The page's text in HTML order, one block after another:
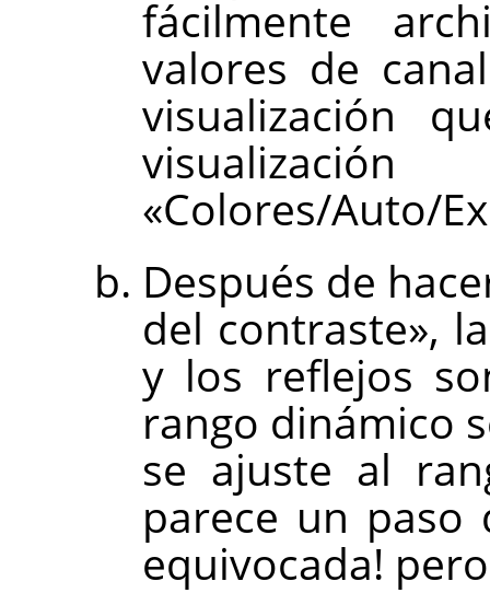
fácilmente
valores de
visualización
«Colores/Auto/
Después de
del contraste»,
y los reflejos
rango dinámico
se ajuste al
parece un paso
equivocada!